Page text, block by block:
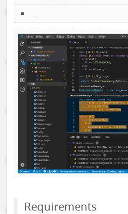
...
Requirements